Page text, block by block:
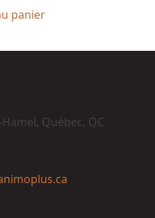
panier
Québec, QC